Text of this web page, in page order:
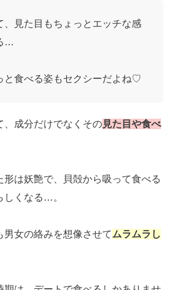
、見た目もちょっとエッチな感
…
と食べる姿もセクシーだよね♡
、成分だけでなくその見た目や食べ
は妖艶で、貝殻から吸って食べる
しくなる…。
男女の絡みを想像させてムラムラし